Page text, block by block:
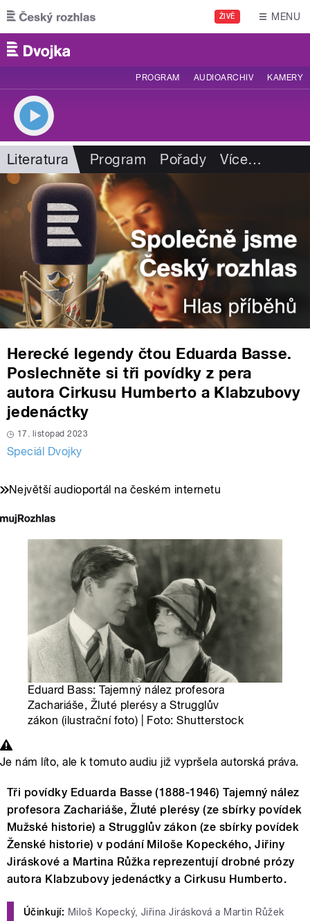
Přejít k hlavnímu obsahu
ŽIVĚ MENU
PROGRAM AUDIOARCHIV KAMERY
Literatura Program Pořady Více…
Herecké legendy čtou Eduarda Basse.
Poslechněte si tři povídky z pera
autora Cirkusu Humberto a Klabzubovy
jedenáctky
17. listopad 2023
Speciál Dvojky
Největší audioportál na českém internetu
Eduard Bass: Tajemný nález profesora
Zachariáše, Žluté plerésy a Strugglův
zákon (ilustrační foto) | Foto: Shutterstock
Je nám líto, ale k tomuto audiu již vypršela autorská práva.
Tři povídky Eduarda Basse (1888-1946) Tajemný nález
profesora Zachariáše, Žluté plerésy (ze sbírky povídek
Mužské historie) a Strugglův zákon (ze sbírky povídek
Ženské historie) v podání Miloše Kopeckého, Jiřiny
Jiráskové a Martina Růžka reprezentují drobné prózy
autora Klabzubovy jedenáctky a Cirkusu Humberto.
Účinkují: Miloš Kopecký, Jiřina Jirásková a Martin Růžek